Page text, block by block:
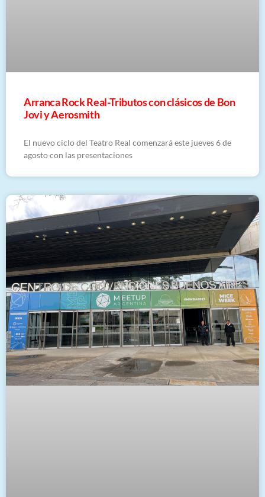
Arranca Rock Real-Tributos con clásicos de Bon
Jovi y Aerosmith
El nuevo ciclo del Teatro Real comenzará este jueves 6 de
agosto con las presentaciones